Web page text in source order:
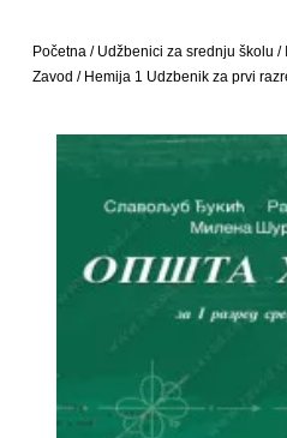
Početna/ Udžbenici za srednju školu /
Zavod / Hemija 1 Udzbenik za prvi